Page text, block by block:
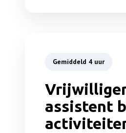
Gemiddeld 4 uur
assistent